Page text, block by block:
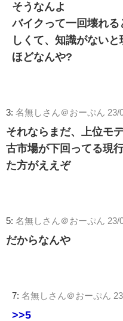
そうなんよ
バイクって一回壊れ
しくて、知識がない
ほどなんや?
3: 名無しさん＠おーぷん 23/
それならまだ、上位モ
古市場が下回ってる現
た方がええぞ
5: 名無しさん＠おーぷん 23/
だからなんや
7: 名無しさん＠おーぷん
>>5